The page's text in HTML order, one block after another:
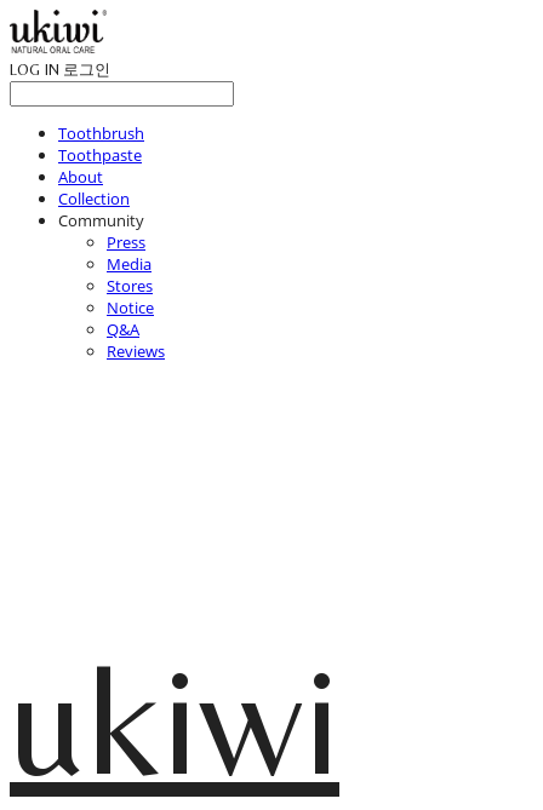
LOG IN 로그인
Toothbrush
Toothpaste
About
Collection
Community
Press
Media
Stores
Notice
Q&A
Reviews
ukiwi